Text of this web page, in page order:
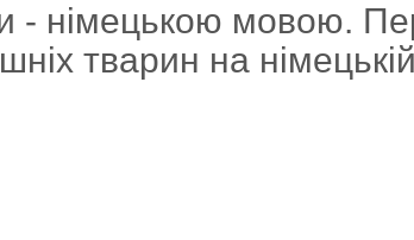
- німецькою мовою.
тварин на